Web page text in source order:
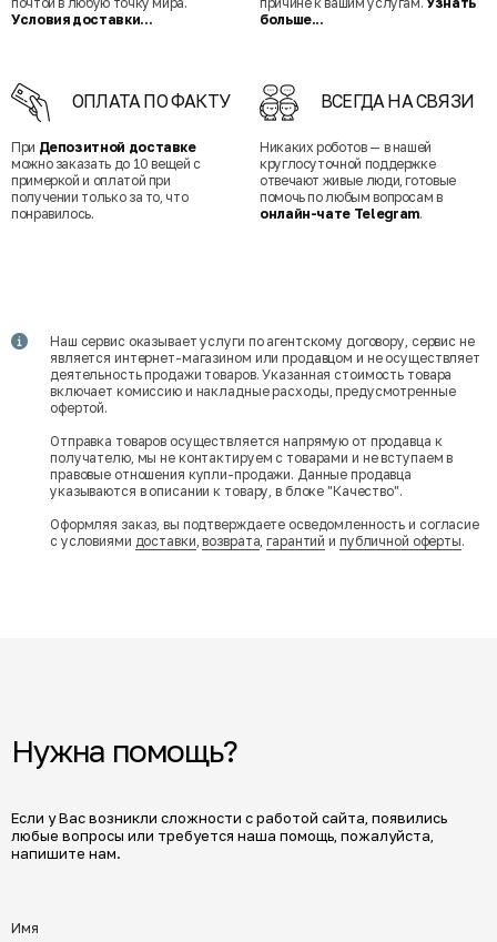
Условия доставки...
больше...
ОПЛАТА ПО ФАКТУ
При Депозитной доставке
можно заказать до 10 вещей с
примеркой и оплатой при
получении только за то, что
понравилось.
ВСЕГДА НА СВЯЗИ
Никаких роботов — в нашей
круглосуточной поддержке
отвечают живые люди, готовые
помочь по любым вопросам в
онлайн-чате Telegram.
Наш сервис оказывает услуги по агентскому договору, сервис не
является интернет-магазином или продавцом и не осуществляет
деятельность продажи товаров. Указанная стоимость товара
включает комиссию и накладные расходы, предусмотренные
офертой.
Отправка товаров осуществляется напрямую от продавца к
получателю, мы не контактируем с товарами и не вступаем в
правовые отношения купли-продажи. Данные продавца
указываются в описании к товару, в блоке "Качество".
Оформляя заказ, вы подтверждаете осведомленность и согласие
с условиями доставки,возврата,гарантий и публичной оферты.
Нужна помощь?
Если у Вас возникли сложности с работой сайта, появились
любые вопросы или требуется наша помощь, пожалуйста,
напишите нам.
Имя